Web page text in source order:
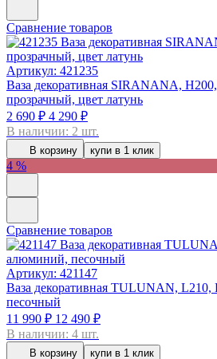
Сравнение товаров
Артикул: 421235
Ваза декоративная SIRANANA,
прозрачный, цвет латунь
2 690 ₽ 4 290 ₽
В наличии: 2 шт.
В корзину купи в 1 клик
4 %
Сравнение товаров
Артикул: 421147
Ваза декоративная TULUNAN,
песочный
11 990 ₽ 12 490 ₽
В наличии: 4 шт.
В корзину купи в 1 клик